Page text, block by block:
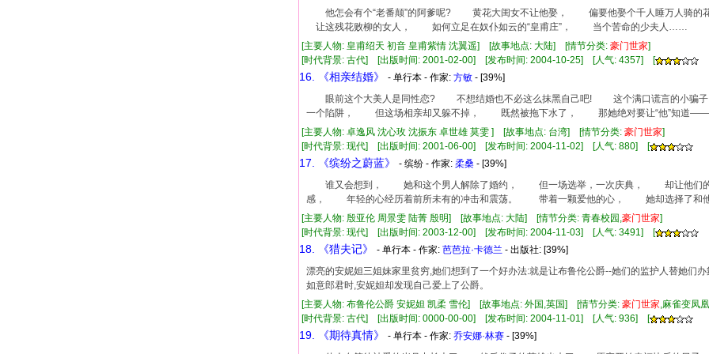
他怎会有个“老番颠”的阿爹呢? 黄花大闺女不让他娶， 偏要他娶个千人睡万人骑
让这残花败柳的女人， 如何立足在奴仆如云的“皇甫庄”， 当个苦命的少夫人……
[主要人物: 皇甫绍天 初音 皇甫紫情 沈翼遥] [故事地点: 大陆] [情节分类: 豪门世家]
[时代背景: 古代] [出版时间: 2001-02-00] [发布时间: 2004-10-25] [人气: 4357] [
16. 《相亲结婚》 - 单行本 - 作家: 方敏 - [39%]
眼前这个大美人是同性恋? 不想结婚也不必这么抹黑自己吧! 这个满口谎言的小
一个陷阱， 但这场相亲却又躲不掉， 既然被拖下水了， 那她绝对要让“他”知
[主要人物: 卓逸风 沈心玫 沈振东 卓世雄 莫雯 ] [故事地点: 台湾] [情节分类: 豪门世家]
[时代背景: 现代] [出版时间: 2001-06-00] [发布时间: 2004-11-02] [人气: 880] [
17. 《缤纷之蔚蓝》 - 缤纷 - 作家: 柔桑 - [39%]
谁又会想到， 她和这个男人解除了婚约， 但一场选举，一次庆典， 却让他们的
感， 年轻的心经历着前所未有的冲击和震荡。 带着一颗爱他的心， 她却选择了和
[主要人物: 殷亚伦 周景雯 陆菁 殷明] [故事地点: 大陆] [情节分类: 青春校园,豪门世家]
[时代背景: 现代] [出版时间: 2003-12-00] [发布时间: 2004-11-03] [人气: 3491] [
18. 《猎夫记》 - 单行本 - 作家: 芭芭拉·卡德兰 - 出版社: [39%]
漂亮的安妮妲三姐妹家里贫穷,她们想到了一个好办法:就是让布鲁伦公爵--她们的监护人替她们办
如意郎君时,安妮妲却发现自己爱上了公爵。
[主要人物: 布鲁伦公爵 安妮妲 凯柔 雪伦] [故事地点: 外国,英国] [情节分类: 豪门世家,麻雀变
[时代背景: 古代] [出版时间: 0000-00-00] [发布时间: 2004-11-01] [人气: 936] [
19. 《期待真情》 - 单行本 - 作家: 乔安娜·林赛 - [39%]